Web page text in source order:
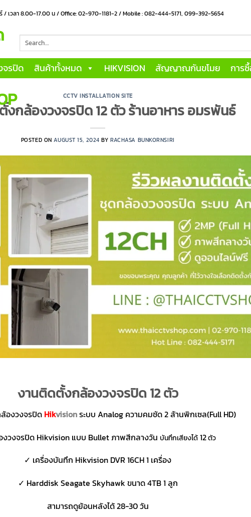
/ เวลา 8.00-17.00 น / Office: 02-970-1181-2 / Mobile : 082-444-5171, 099-392-5654
for:
จรปิด สินค้าทั้งหมด HIKVISION สัญญาณกันขโมย การ
CCTV INSTALLATION SITE
งกล้องวงจรปิด 12 ตัว ร้านอาหาร อมรพันธ์
POSTED ONAUGUST 15, 2024 BYRACHASA BUNKORNSIRI
งานติดตั้งกล้องวงจรปิด 12 ตัว
องวงจรปิด Hikvisionระบบ Analog ความคมชัด 2 ล้านพิกเซล(Full HD)
วงจรปิด Hikvision แบบ Bullet ภาพสีกลางวัน บันทึกเสียงได้12ตัว
✓ เครื่องบันทึก Hikvision DVR 16CH 1 เครื่อง
✓ Harddisk Seagate Skyhawk ขนาด 4TB 1 ลูก
สามารถดูย้อนหลังได้ 28-30 วัน